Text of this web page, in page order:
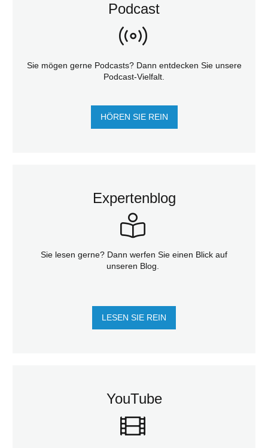
Podcast
Sie mögen gerne Podcasts? Dann entdecken Sie unsere
Podcast-Vielfalt.
HÖREN SIE REIN
Expertenblog
Sie lesen gerne? Dann werfen Sie einen Blick auf
unseren Blog.
LESEN SIE REIN
YouTube